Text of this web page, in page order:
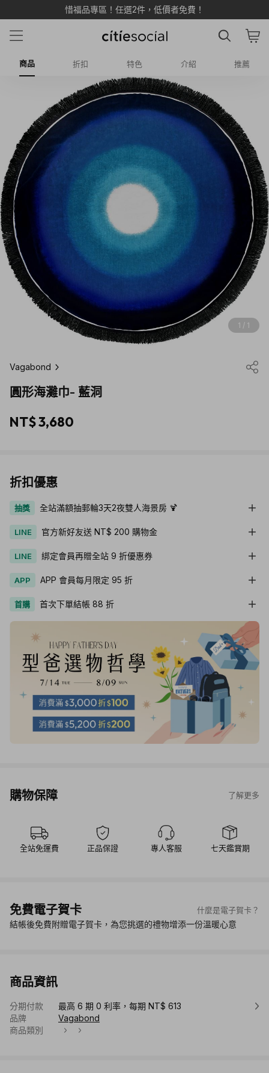
惜福品專區！任選2件，低價者免費！
商品 折扣 特色 介紹 推薦
1 / 1
Vagabond
圓形海灘巾- 藍洞
NT$ 3,680
折扣優惠
抽獎 全站滿額抽郵輪3天2夜雙人海景房 🍹
LINE 官方新好友送 NT$ 200 購物金
LINE 綁定會員再贈全站 9 折優惠券
APP APP 會員每月限定 95 折
首購 首次下單結帳 88 折
購物保障 了解更多
全站免運費 正品保證 專人客服 七天鑑賞期
免費電子賀卡 什麼是電子賀卡？
結帳後免費附贈電子賀卡，為您挑選的禮物增添一份溫暖心意
商品資訊
分期付款
最高 6 期 0 利率，每期 NT$ 613
品牌
Vagabond
商品類別